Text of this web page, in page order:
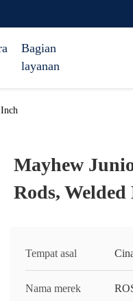
Bagian
layanan
Mayhew
Rods,
Tempat asal
Nama merek